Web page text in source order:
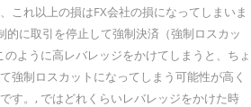
これ以上の損はFX会社の損になってしまいま
的に取引を停止して強制決済（強制ロスカッ
のように高レバレッジをかけてしまうと、ちょ
強制ロスカットになってしまう可能性が高く
す。, ではどれくらいレバレッジをかけた時